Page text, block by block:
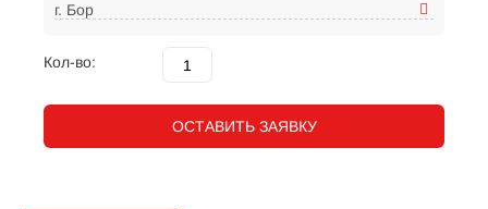
г. Бор
Кол-во:
ОСТАВИТЬ ЗАЯВКУ